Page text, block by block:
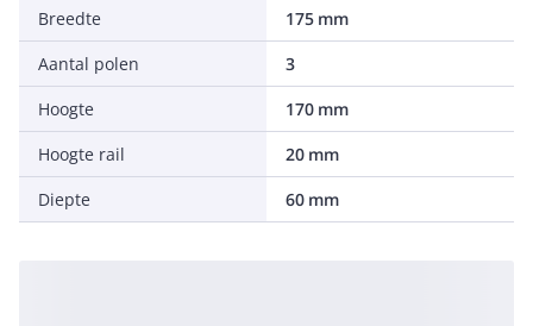
Breedte
175 mm
Aantal polen
3
Hoogte
170 mm
Hoogte rail
20 mm
Diepte
60 mm